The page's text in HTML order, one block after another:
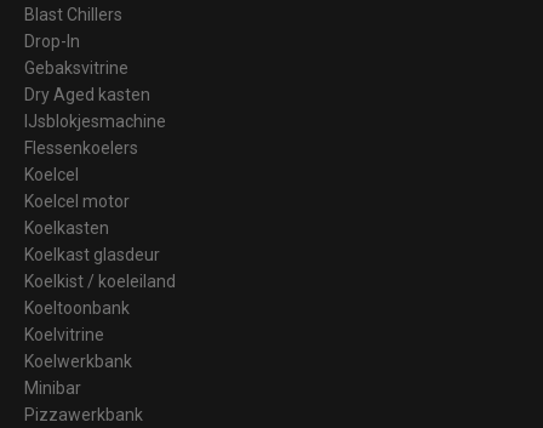
Blast Chillers
Drop-In
Gebaksvitrine
Dry Aged kasten
IJsblokjesmachine
Flessenkoelers
Koelcel
Koelcel motor
Koelkasten
Koelkast glasdeur
Koelkist / koeleiland
Koeltoonbank
Koelvitrine
Koelwerkbank
Minibar
Pizzawerkbank